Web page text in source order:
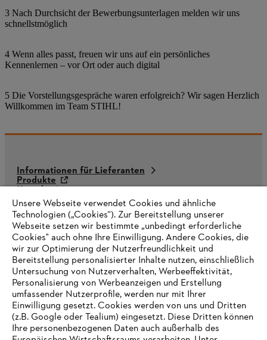
3 Nach Durchsicht der Bewerbungsunterlagen melden wir uns
schnellstmöglich
4 Wenn alles passt, freuen wir uns auf ein persönliches
Kennenlernen – vor Ort oder auch digital
5 Die Vorstellungsgespräche waren erfolgreich? Wir sagen Herzlich
Willkommen im Team STIHL!
Informationen für Lieferanten
Produkte
Kontakt
Karriere
Hinweisgebersystem
Unsere Webseite verwendet Cookies und ähnliche
Technologien („Cookies“). Zur Bereitstellung unserer
Webseite setzen wir bestimmte „unbedingt erforderliche
Cookies" auch ohne Ihre Einwilligung. Andere Cookies, die
wir zur Optimierung der Nutzerfreundlichkeit und
Bereitstellung personalisierter Inhalte nutzen, einschließlich
Untersuchung von Nutzerverhalten, Werbeeffektivität,
Personalisierung von Werbeanzeigen und Erstellung
umfassender Nutzerprofile, werden nur mit Ihrer
Einwilligung gesetzt. Cookies werden von uns und Dritten
(z.B. Google oder Tealium) eingesetzt. Diese Dritten können
Ihre personenbezogenen Daten auch außerhalb des